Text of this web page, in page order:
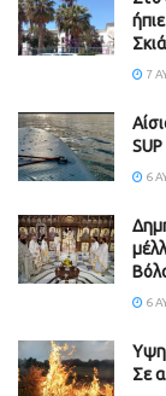
7
6
6
Σε